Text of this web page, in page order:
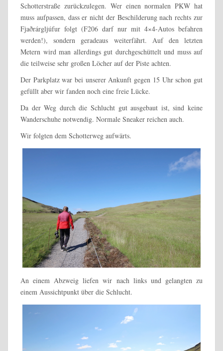
Schotterstraße zurückzulegen. Wer einen normalen PKW hat
muss aufpassen, dass er nicht der Beschilderung nach rechts zur
Fjaðrárgljúfur folgt (F206 darf nur mit 4×4-Autos befahren
werden!), sondern geradeaus weiterfährt. Auf den letzten
Metern wird man allerdings gut durchgeschüttelt und muss auf
die teilweise sehr großen Löcher auf der Piste achten.
Der Parkplatz war bei unserer Ankunft gegen 15 Uhr schon gut
gefüllt aber wir fanden noch eine freie Lücke.
Da der Weg durch die Schlucht gut ausgebaut ist, sind keine
Wanderschuhe notwendig. Normale Sneaker reichen auch.
Wir folgten dem Schotterweg aufwärts.
An einem Abzweig liefen wir nach links und gelangten zu
einem Aussichtpunkt über die Schlucht.